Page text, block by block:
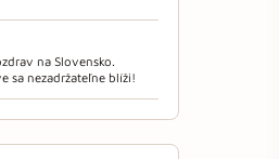
na Slovensko.
sa nezadržateľne blíži!